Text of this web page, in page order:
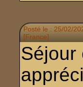
Posté le : 25/02/
[France]
Séjour